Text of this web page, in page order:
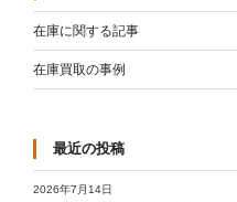
在庫に関する記事
在庫買取の事例
最近の投稿
2026年7月14日